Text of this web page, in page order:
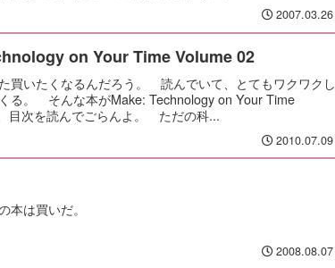
2007.03.26
on Your Time Volume 02
買いたくなるんだろう。 読んでいて、とてもワクワクし
る。 そんな本がMake: Technology on Your Time
目次を読んでごらんよ。 ただの科...
2010.07.09
本は買いだ。
2008.08.07